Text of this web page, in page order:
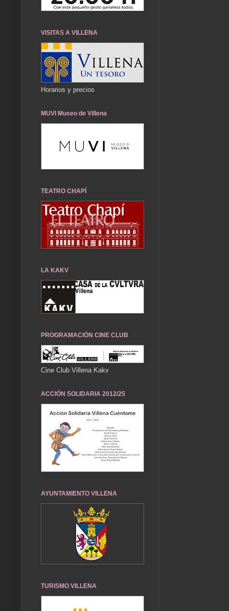
VISITAS A VILLENA
Horarios y precios
MUVI Museo de Villena
TEATRO CHAPÍ
LA KAKV
PROGRAMACIÓN CINE CLUB
Cine Club Villena Kakv
ACCIÓN SOLIDARIA 2012/25
AYUNTAMIENTO VILLENA
TURISMO VILLENA